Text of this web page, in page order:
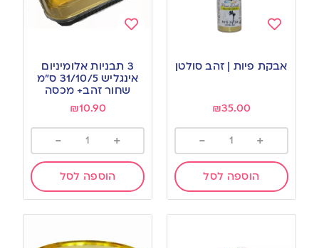
to
wishlist
אבקת פיות | זהב סולטן
₪35.00
+
-
הוספה לסל
to
wishlist
3 תבניות אלומיניום
אינגליש 31/10/5 ס”מ
שחור זהב+ מכסה
₪10.90
+
-
הוספה לסל